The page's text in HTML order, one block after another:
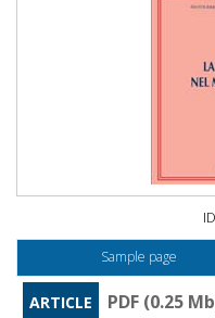
Sample page
ARTICLE
PDF (0.25